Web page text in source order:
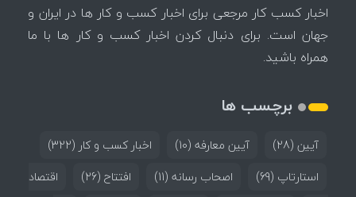
اخبار کسب کار مرجعی برای اخبار کسب و کار ها در ایران و
جهان است. برای دنبال کردن اخبار کسب و کار ها با ما
همراه باشید.
برچسب ها
آیین (28) آیین معارفه (10) اخبار کسب و کار (322)
استارتاپ (69) اصحاب رسانه (11) افتتاح (26)
اقتصاد